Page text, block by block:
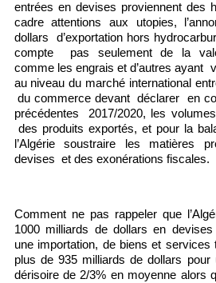
entrées en devises proviennent des
cadre attentions aux utopies,
dollars d’exportation hors
compte pas seulement de la
comme les engrais et d’autres ayant
au niveau du marché international
du commerce devant déclarer en
précédentes 2017/2020, les
des produits exportés, et pour la
l’Algérie soustraire les matières
devises et des exonérations fiscales.
Comment ne pas rappeler que
1000 milliards de dollars en
une importation, de biens et
plus de 935 milliards de dollars
dérisoire de 2/3% en moyenne alors